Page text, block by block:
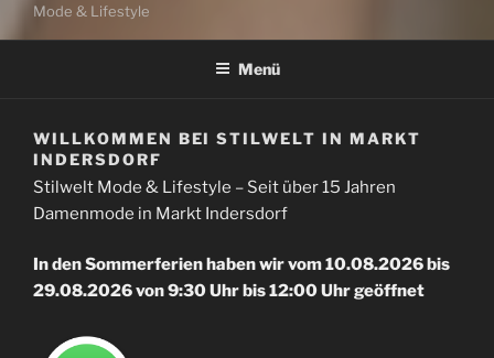
Mode & Lifestyle
Menü
WILLKOMMEN BEI STILWELT IN MARKT
INDERSDORF
Stilwelt Mode & Lifestyle – Seit über 15 Jahren
Damenmode in Markt Indersdorf
In den Sommerferien haben wir vom 10.08.2026 bis
29.08.2026 von 9:30 Uhr bis 12:00 Uhr geöffnet